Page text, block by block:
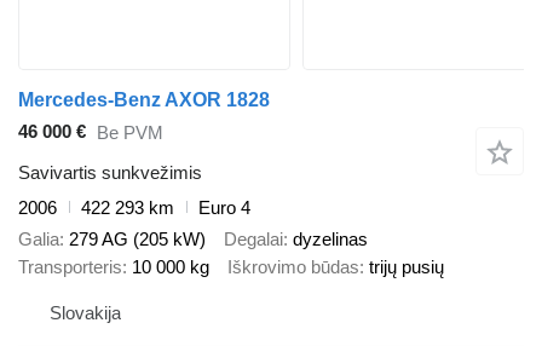
Mercedes-Benz AXOR 1828
46 000 €
Be PVM
Savivartis sunkvežimis
2006
422 293 km
Euro 4
Galia 279 AG (205 kW) Degalai dyzelinas
Transporteris 10 000 kg Iškrovimo būdas trijų pusių
Slovakija